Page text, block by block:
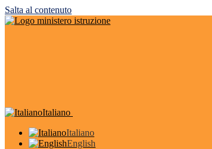
Salta al contenuto
Italiano
Italiano
English